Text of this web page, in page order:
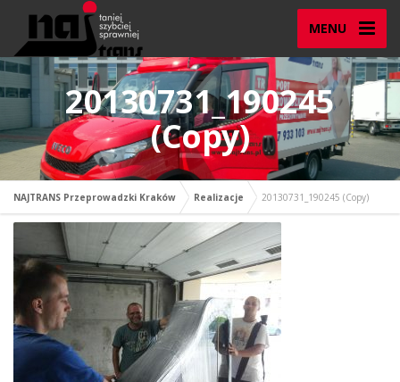
MENU
20130731_190245
(Copy)
NAJTRANS Przeprowadzki Kraków Realizacje 20130731_190245 (Copy)